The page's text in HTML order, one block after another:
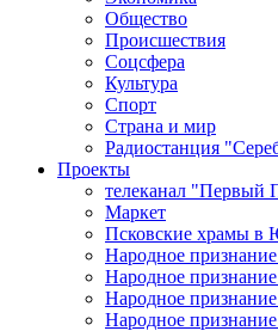
Общество
Происшествия
Соцсфера
Культура
Спорт
Страна и мир
Радиостанция
Проекты
телеканал "Первый
Маркет
Псковские храмы
Народное
Народное
Народное
Народное